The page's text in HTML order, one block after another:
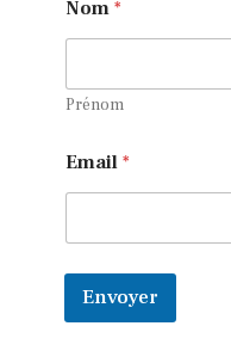
Nom *
Prénom
o
m
o
*
Email *
Envoyer